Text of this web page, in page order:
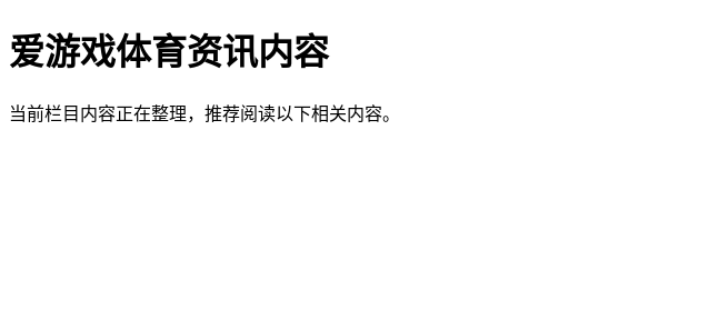
爱游戏体育资讯内容
当前栏目内容正在整理，推荐阅读以下相关内容。